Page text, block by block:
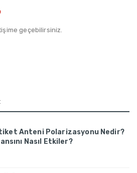
geçebilirsiniz.
Anteni Polarizasyonu Nedir?
Nasıl Etkiler?